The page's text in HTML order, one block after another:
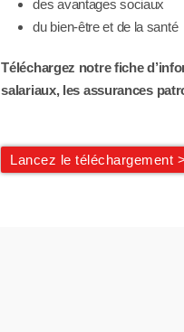
des avantages sociaux
du bien-être et de la santé
Téléchargez notre fiche
salariaux, les assurances
Lancez le téléchargement >